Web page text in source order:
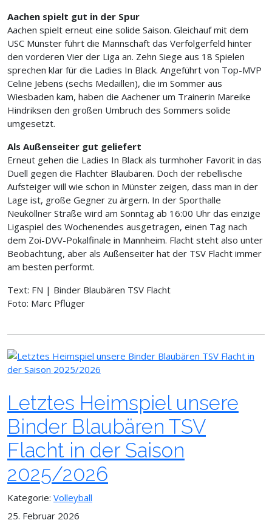
Aachen spielt gut in der Spur
Aachen spielt erneut eine solide Saison. Gleichauf mit dem
USC Münster führt die Mannschaft das Verfolgerfeld hinter
den vorderen Vier der Liga an. Zehn Siege aus 18 Spielen
sprechen klar für die Ladies In Black. Angeführt von Top-MVP
Celine Jebens (sechs Medaillen), die im Sommer aus
Wiesbaden kam, haben die Aachener um Trainerin Mareike
Hindriksen den großen Umbruch des Sommers solide
umgesetzt.
Als Außenseiter gut geliefert
Erneut gehen die Ladies In Black als turmhoher Favorit in das
Duell gegen die Flachter Blaubären. Doch der rebellische
Aufsteiger will wie schon in Münster zeigen, dass man in der
Lage ist, große Gegner zu ärgern. In der Sporthalle
Neuköllner Straße wird am Sonntag ab 16:00 Uhr das einzige
Ligaspiel des Wochenendes ausgetragen, einen Tag nach
dem Zoi-DVV-Pokalfinale in Mannheim. Flacht steht also unter
Beobachtung, aber als Außenseiter hat der TSV Flacht immer
am besten performt.
Text: FN | Binder Blaubären TSV Flacht
Foto: Marc Pflüger
Letztes Heimspiel unsere
Binder Blaubären TSV
Flacht in der Saison
2025/2026
Kategorie: Volleyball
25. Februar 2026